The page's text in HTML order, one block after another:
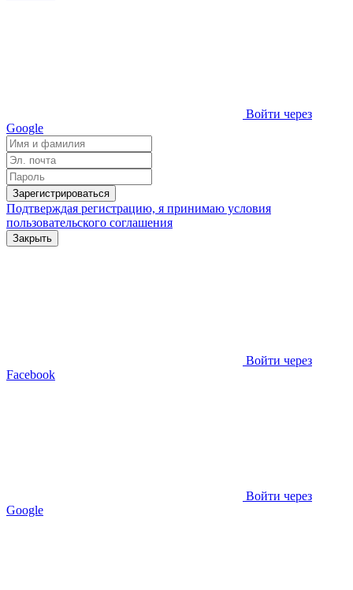
Войти через
Google
Зарегистрироваться
Подтверждая регистрацию, я принимаю условия
пользовательского соглашения
Закрыть
Войти через
Facebook
Войти через
Google